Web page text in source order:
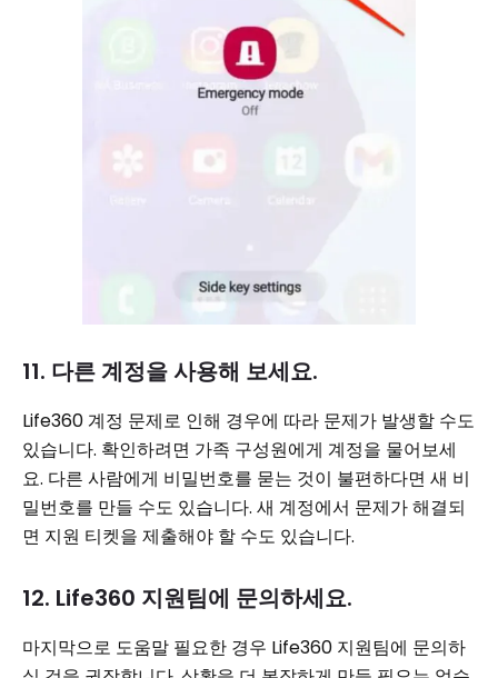
11. 다른 계정을 사용해 보세요.
Life360 계정 문제로 인해 경우에 따라 문제가 발생할 수도
있습니다. 확인하려면 가족 구성원에게 계정을 물어보세
요. 다른 사람에게 비밀번호를 묻는 것이 불편하다면 새 비
밀번호를 만들 수도 있습니다. 새 계정에서 문제가 해결되
면 지원 티켓을 제출해야 할 수도 있습니다.
12. Life360 지원팀에 문의하세요.
마지막으로 도움말 필요한 경우 Life360 지원팀에 문의하